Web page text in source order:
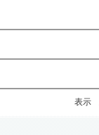
表示